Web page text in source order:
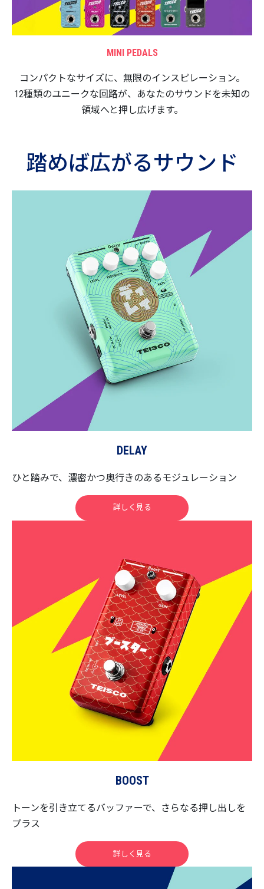
MINI PEDALS
コンパクトなサイズに、無限のインスピレーション。
12種類のユニークな回路が、あなたのサウンドを未知の
領域へと押し広げます。
踏めば広がるサウンド
DELAY
ひと踏みで、濃密かつ奥行きのあるモジュレーション
詳しく見る
BOOST
トーンを引き立てるバッファーで、さらなる押し出しを
プラス
詳しく見る